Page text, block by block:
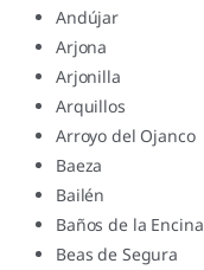
Andújar
Arjona
Arjonilla
Arquillos
Arroyo del Ojanco
Baeza
Bailén
Baños de la Encina
Beas de Segura